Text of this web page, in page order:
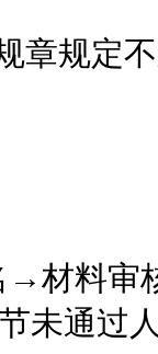
规定不
料审
未通过